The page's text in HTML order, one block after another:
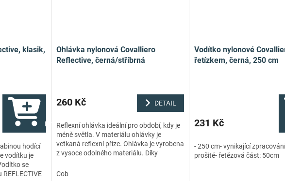
klasik,
Do košíku
hodící
vodítku je
se
Ohlávka nylonová Covalliero
Reflective, černá/stříbrná
260 Kč DETAIL
Reflexní ohlávka ideální pro období, kdy je
méně světla. V materiálu ohlávky je
vetkaná reflexní příze. Ohlávka je vyrobena
z vysoce odolného materiálu. Díky
se...
Cob
Vodítko nylonové
řetízkem, černá, 250 cm
231 Kč
- 250 cm- vynikající
prošité- řetězová část: 50cm